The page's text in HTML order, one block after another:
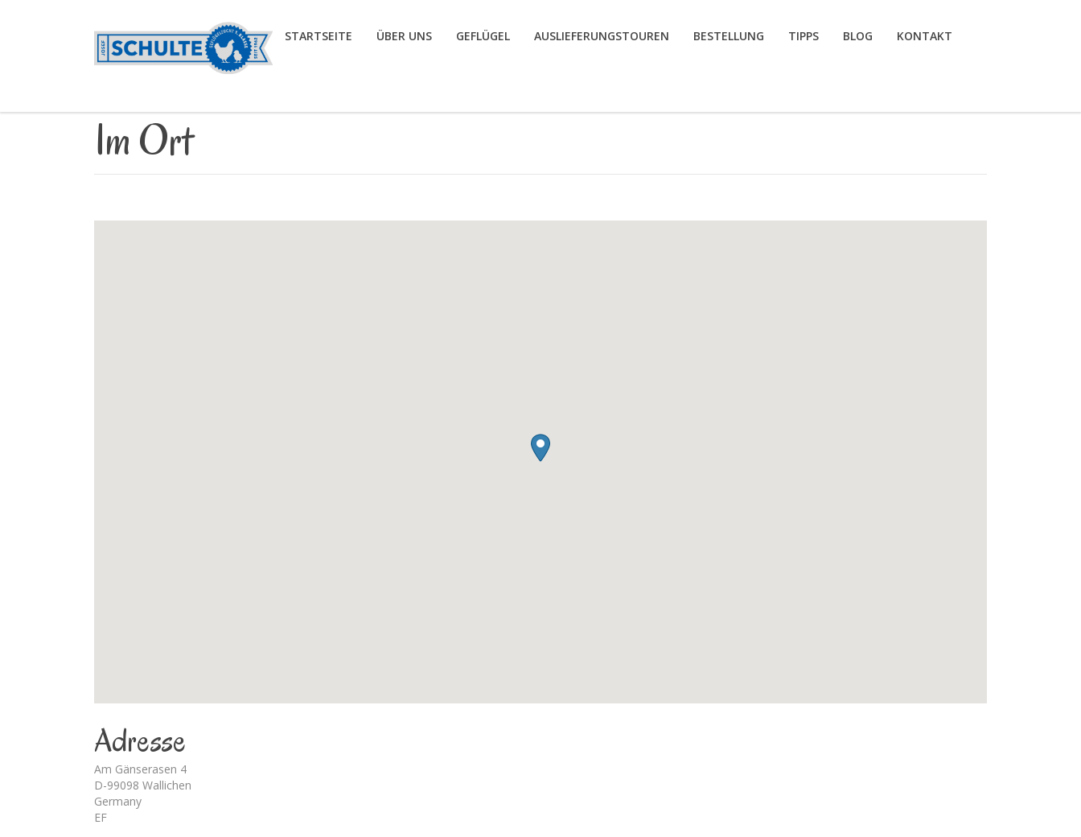
STARTSEITE ÜBER UNS GEFLÜGEL AUSLIEFERUNGSTOUREN BESTELLUNG TIPPS BLOG KONTAKT
Im Ort
Adresse
Am Gänserasen 4
D-99098 Wallichen
Germany
EF